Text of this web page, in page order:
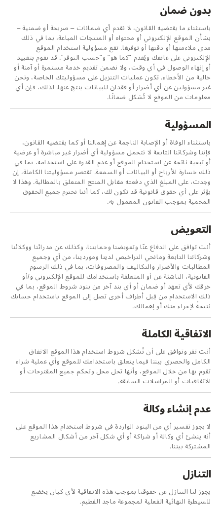
بدون ضمان
باستثناء ما يقتضيه القانون، لا نقدم أي ضمانات – صريحة أو ضمنية –
بشأن الموقع الإلكتروني أو محتواه أو المنتجات المباعة، بما في ذلك
مدى ملاءمتها أو دقتها أو توفرها. تقع مسؤولية استخدام الموقع
الإلكتروني على عاتقك ويُقدم "كما هو" و"حسب التوفر". قد نقوم بتقييد
أو إنهاء الوصول في أي وقت، ولا نضمن تقديم خدمة مستمرة أو آمنة أو
خالية من الأخطاء. تكون عمليات التنزيل على مسؤوليتك الخاصة، ونحن
غير مسؤولين عن أي أضرار أو فقدان للبيانات ينتج عنها. لذلك، فإن أي
معلومات من الموقع لا تُشكل ضمانًا.
المسؤولية
باستثناء الوفاة أو الإصابة الناجمة عن إهمالنا أو كما يقتضيه القانون،
فإننا وشركاتنا التابعة لا نتحمل مسؤولية أي أضرار غير مباشرة أو عرضية
أو تبعية ناتجة عن استخدام الموقع أو عدم القدرة على استخدامه، بما في
ذلك خسارة الأرباح أو البيانات أو السمعة. تقتصر مسؤوليتنا الكاملة، إن
وجدت، على المبلغ الذي دفعته مقابل المنتج المتعلق بالمطالبة. وهذا لا
يؤثر على أي حقوق قانونية قد تكون لك، كما أننا نحترم جميع الحقوق
المحمية بموجب القانون المعمول به.
التعويض
أنت توافق على الدفاع عنّا وتعويضنا وحمايتنا، وكذلك عن مدرائنا ووكلائنا
وشركاتنا التابعة ومانحي التراخيص لدينا وموردينا، من أي وجميع
المطالبات والأضرار والتكاليف والمصروفات، بما في ذلك الرسوم
القانونية، الناشئة عن أو المتعلقة باستخدامك للموقع الإلكتروني و/أو
خرقك لأي تعهد أو ضمان أو أي بند آخر من بنود شروط الموقع، بما في
ذلك الاستخدام من قِبل أطراف أخرى تصل إلى الموقع باستخدام حسابك
نتيجةً لإجراء منك أو إهمالك.
الاتفاقية الكاملة
أنت تقر وتوافق على أن تُشكل شروط استخدام هذا الموقع الاتفاق
الكامل والحصري بيننا فيما يتعلق باستخدامك للموقع وأي عملية شراء
تقوم بها من خلال الموقع، وأنها تحل محل وتحكم جميع المقترحات أو
الاتفاقيات أو المراسلات السابقة.
عدم إنشاء وكالة
لا يجوز تفسير أي من البنود الواردة في شروط استخدام هذا الموقع على
أنه ينشئ أي وكالة أو شراكة أو أي شكل آخر من أشكال المشاريع
المشتركة بيننا.
التنازل
يجوز لنا التنازل عن حقوقنا بموجب هذه الاتفاقية لأي كيان يخضع
للسيطرة النهائية الفعلية لمجموعة ماجد الفطيم.